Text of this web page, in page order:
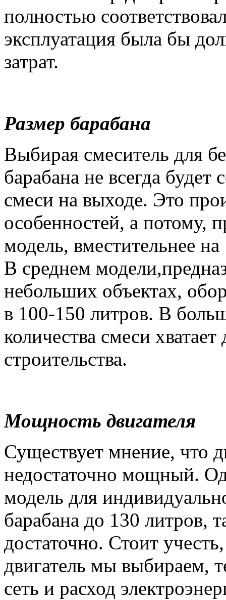
полностью
эксплуатация была бы
затрат.
Размер барабана
Выбирая смеситель для
барабана не всегда
смеси на выходе. Это
особенностей, а потому,
модель, вместительнее
В среднем
небольших объектах,
в 100-150 литров. В
количества смеси
строительства.
Мощность двигателя
Существует мнение, что
недостаточно мощный.
модель для
барабана до 130 литров,
достаточно. Стоит
двигатель мы выбираем,
сеть и расход